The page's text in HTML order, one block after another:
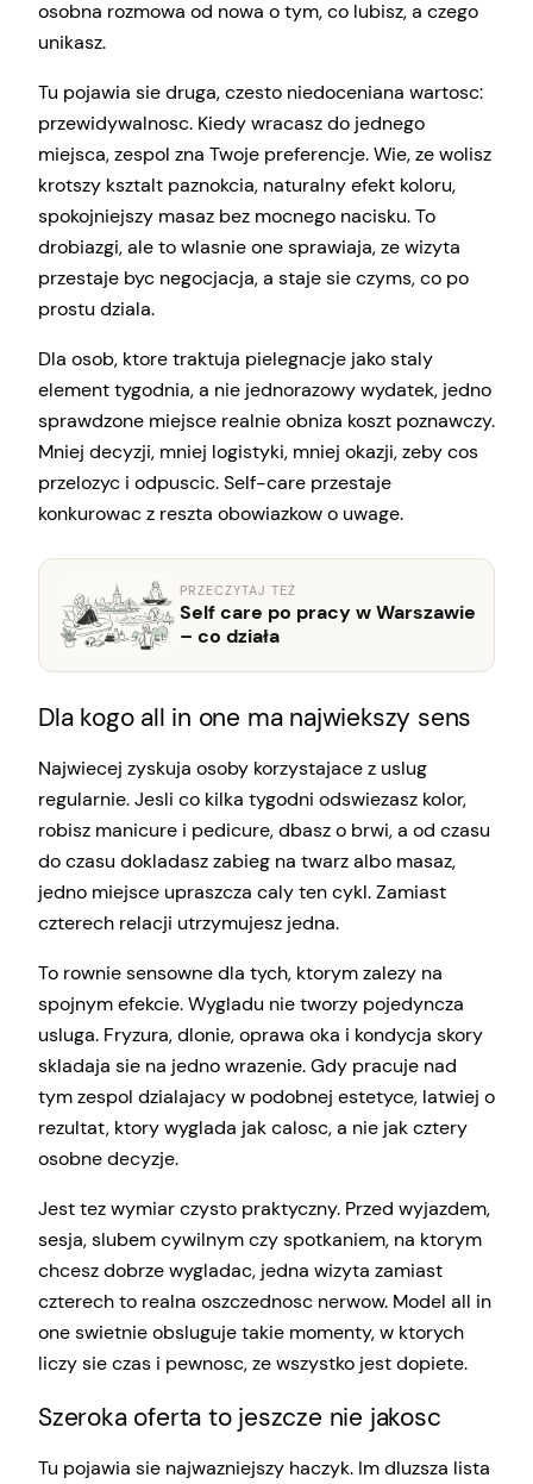
osobna rozmowa od nowa o tym, co lubisz, a czego
unikasz.
Tu pojawia sie druga, czesto niedoceniana wartosc:
przewidywalnosc. Kiedy wracasz do jednego
miejsca, zespol zna Twoje preferencje. Wie, ze wolisz
krotszy ksztalt paznokcia, naturalny efekt koloru,
spokojniejszy masaz bez mocnego nacisku. To
drobiazgi, ale to wlasnie one sprawiaja, ze wizyta
przestaje byc negocjacja, a staje sie czyms, co po
prostu dziala.
Dla osob, ktore traktuja pielegnacje jako staly
element tygodnia, a nie jednorazowy wydatek, jedno
sprawdzone miejsce realnie obniza koszt poznawczy.
Mniej decyzji, mniej logistyki, mniej okazji, zeby cos
przelozyc i odpuscic. Self-care przestaje
konkurowac z reszta obowiazkow o uwage.
PRZECZYTAJ TEŻ
Self care po pracy w Warszawie
– co działa
Dla kogo all in one ma najwiekszy sens
Najwiecej zyskuja osoby korzystajace z uslug
regularnie. Jesli co kilka tygodni odswiezasz kolor,
robisz manicure i pedicure, dbasz o brwi, a od czasu
do czasu dokladasz zabieg na twarz albo masaz,
jedno miejsce upraszcza caly ten cykl. Zamiast
czterech relacji utrzymujesz jedna.
To rownie sensowne dla tych, ktorym zalezy na
spojnym efekcie. Wygladu nie tworzy pojedyncza
usluga. Fryzura, dlonie, oprawa oka i kondycja skory
skladaja sie na jedno wrazenie. Gdy pracuje nad
tym zespol dzialajacy w podobnej estetyce, latwiej o
rezultat, ktory wyglada jak calosc, a nie jak cztery
osobne decyzje.
Jest tez wymiar czysto praktyczny. Przed wyjazdem,
sesja, slubem cywilnym czy spotkaniem, na ktorym
chcesz dobrze wygladac, jedna wizyta zamiast
czterech to realna oszczednosc nerwow. Model all in
one swietnie obsluguje takie momenty, w ktorych
liczy sie czas i pewnosc, ze wszystko jest dopiete.
Szeroka oferta to jeszcze nie jakosc
Tu pojawia sie najwazniejszy haczyk. Im dluzsza lista